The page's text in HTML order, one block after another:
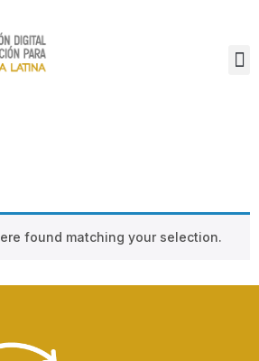
found matching your selection.